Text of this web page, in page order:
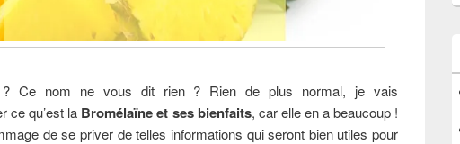
? Ce nom ne vous dit rien ? Rien de plus normal, je vais
ce qu’est la Bromélaïne et ses bienfaits, car elle en a beaucoup !
de se priver de telles informations qui seront bien utiles pour